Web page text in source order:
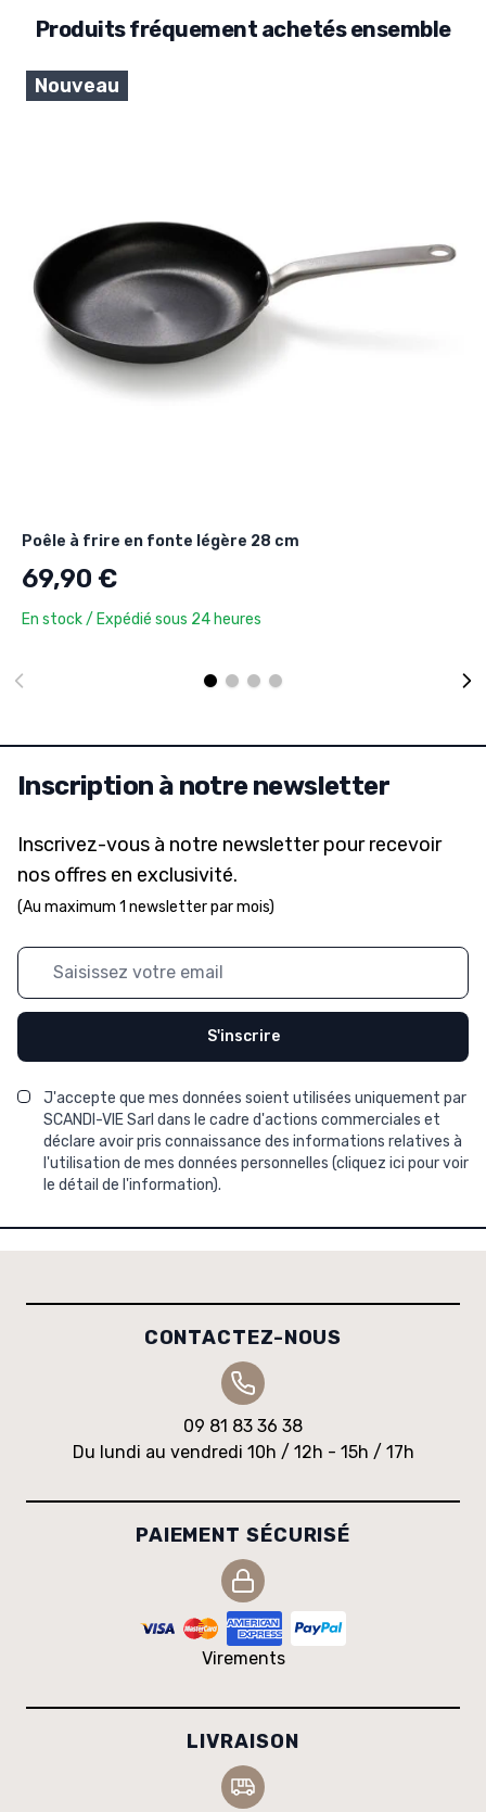
Produits fréquement achetés ensemble
Nouveau
Poêle à frire en fonte légère 28 cm
69,90 €
En stock / Expédié sous 24 heures
Inscription à notre newsletter
Inscrivez-vous à notre newsletter pour recevoir
nos offres en exclusivité.
(Au maximum 1 newsletter par mois)
Adresse mail
S'inscrire
J'accepte que mes données soient utilisées uniquement par
SCANDI-VIE Sarl dans le cadre d'actions commerciales et
déclare avoir pris connaissance des informations relatives à
l'utilisation de mes données personnelles (cliquez ici pour voir
le détail de l'information).
CONTACTEZ-NOUS
09 81 83 36 38
Du lundi au vendredi 10h / 12h - 15h / 17h
PAIEMENT SÉCURISÉ
Virements
LIVRAISON